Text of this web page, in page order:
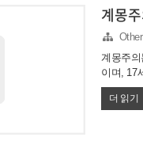
계몽
계몽주
이며, 17
몽테스키
다. 한
더 읽기